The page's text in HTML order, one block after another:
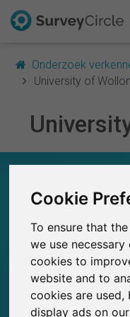
Cookie
To ensure that
we use
cookies to
website and to
cookies are
display ads on
Onderzoek
University of
OOGOPSLAG
Eerder
Studies die